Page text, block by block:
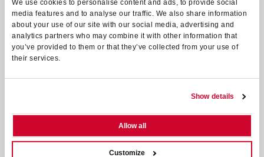
We use cookies to personalise content and ads, to provide social
media features and to analyse our traffic. We also share information
about your use of our site with our social media, advertising and
analytics partners who may combine it with other information that
you’ve provided to them or that they’ve collected from your use of
their services.
Show details
Allow all
Customize
WEITER